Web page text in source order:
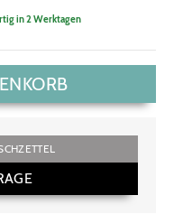
in 2 Werktagen